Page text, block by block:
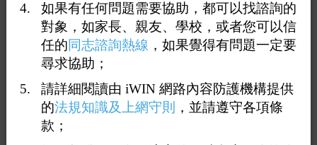
<< 1 ...
回覆41：人夫.
2024-09-07 03:22:27
如果有任何問題需要協助，都可以找諮詢的
對象，如家長、親友、學校，或者您可以信
任的同志諮詢熱線 ，如果覺得有問題一定要
尋求協助；
請詳細閱讀由 iWIN 網路內容防護機構提供
的法規知識及上網守則
，並請遵守各項條
款；